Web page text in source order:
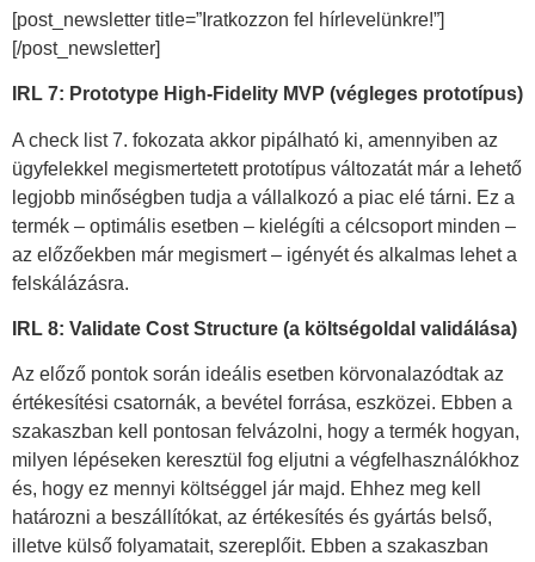
[post_newsletter title=”Iratkozzon fel hírlevelünkre!”]
[/post_newsletter]
IRL 7: Prototype High-Fidelity MVP (végleges prototípus)
A check list 7. fokozata akkor pipálható ki, amennyiben az
ügyfelekkel megismertetett prototípus változatát már a lehető
legjobb minőségben tudja a vállalkozó a piac elé tárni. Ez a
termék – optimális esetben – kielégíti a célcsoport minden –
az előzőekben már megismert – igényét és alkalmas lehet a
felskálázásra.
IRL 8: Validate Cost Structure (a költségoldal validálása)
Az előző pontok során ideális esetben körvonalazódtak az
értékesítési csatornák, a bevétel forrása, eszközei. Ebben a
szakaszban kell pontosan felvázolni, hogy a termék hogyan,
milyen lépéseken keresztül fog eljutni a végfelhasználókhoz
és, hogy ez mennyi költséggel jár majd. Ehhez meg kell
határozni a beszállítókat, az értékesítés és gyártás belső,
illetve külső folyamatait, szereplőit. Ebben a szakaszban